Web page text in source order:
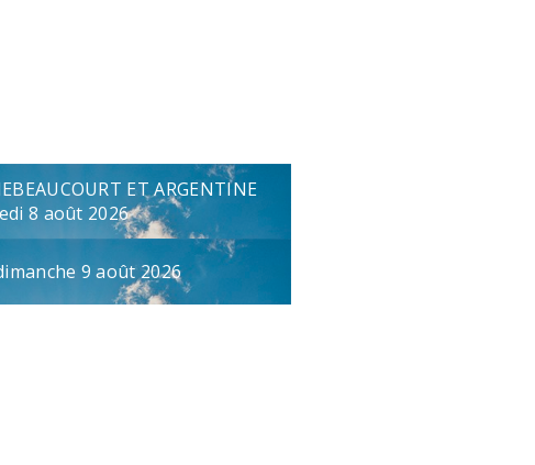
ET ARGENTINE
8 août 2026
9 août 2026